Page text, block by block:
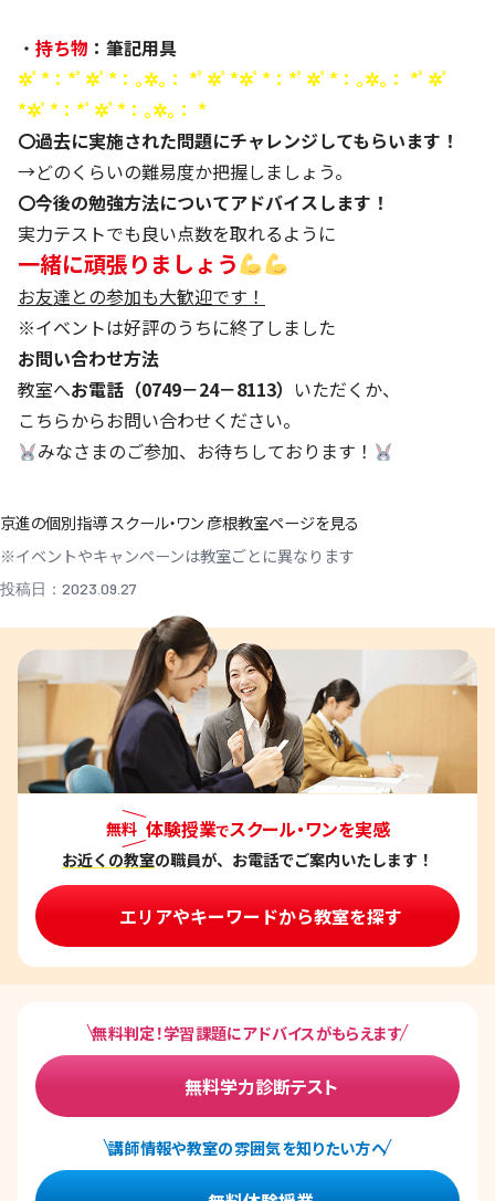
・ 持ち物 ：筆記用具
✲ﾟ*：*ﾟ✲ﾟ*：｡✲｡： *ﾟ✲ﾟ*✲ﾟ*：*ﾟ✲ﾟ*：｡✲｡： *ﾟ✲ﾟ
*✲ﾟ*：*ﾟ✲ﾟ*：｡✲｡： *
〇過去に実施された問題にチャレンジしてもらいます！
→どのくらいの難易度か把握しましょう。
〇今後の勉強方法についてアドバイスします！
実力テストでも良い点数を取れるように
一緒に頑張りましょう
お友達との参加も大歓迎です！
※イベントは好評のうちに終了しました
お問い合わせ方法
教室へお電話（0749－24－8113） いただくか、
こちらからお問い合わせください。
みなさまのご参加、お待ちしております！
京進の個別指導 スクール・ワン 彦根教室ページを見る
※イベントやキャンペーンは教室ごとに異なります
投稿日：2023.09.27
無料 体験授業でスクール・ワンを実感
お近くの教室の職員が、お電話でご案内いたします！
エリアやキーワードから教室を探す
無料判定！学習課題にアドバイスがもらえます
無料学力診断テスト
講師情報や教室の雰囲気を知りたい方へ